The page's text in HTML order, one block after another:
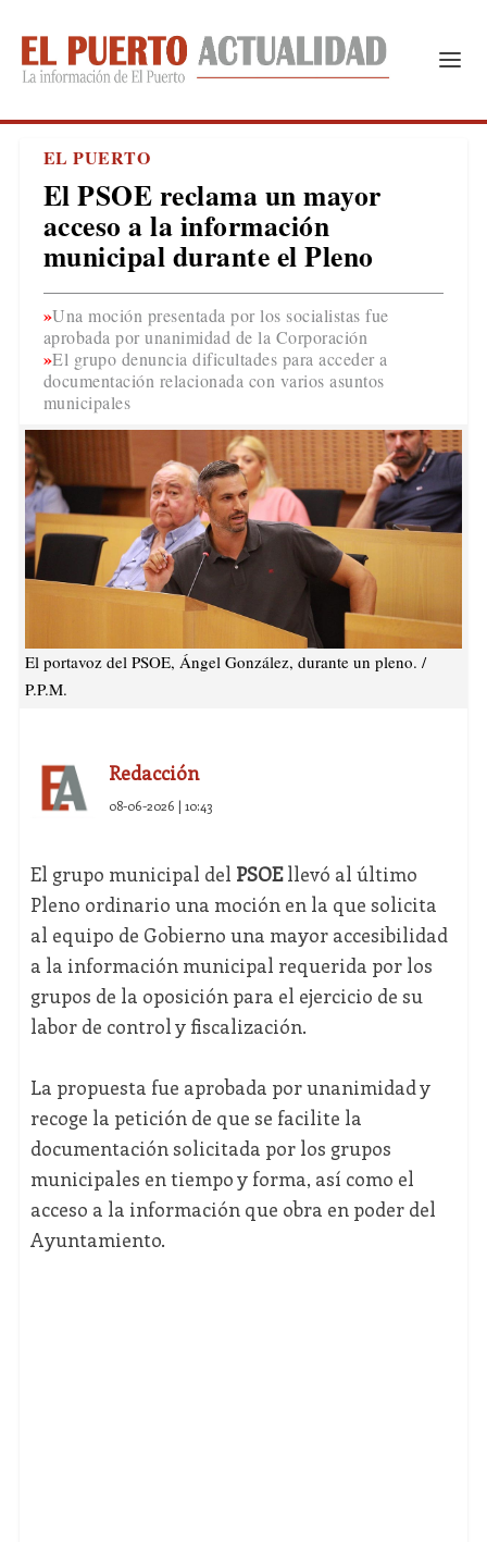
EL PUERTO
El PSOE reclama un mayor
acceso a la información
municipal durante el Pleno
Una moción presentada por los socialistas fue
aprobada por unanimidad de la Corporación
El grupo denuncia dificultades para acceder a
documentación relacionada con varios asuntos
municipales
El portavoz del PSOE, Ángel González, durante un pleno. /
P.P.M.
Redacción
08-06-2026 | 10:43
El grupo municipal del PSOEllevó al último
Pleno ordinario una moción en la que solicita
al equipo de Gobierno una mayor accesibilidad
a la información municipal requerida por los
grupos de la oposición para el ejercicio de su
labor de control y fiscalización.
La propuesta fue aprobada por unanimidad y
recoge la petición de que se facilite la
documentación solicitada por los grupos
municipales en tiempo y forma, así como el
acceso a la información que obra en poder del
Ayuntamiento.